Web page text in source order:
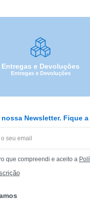
Entregas e Devoluções
Entregas e Devoluções
nossa Newsletter. Fique
que compreendi e aceito a